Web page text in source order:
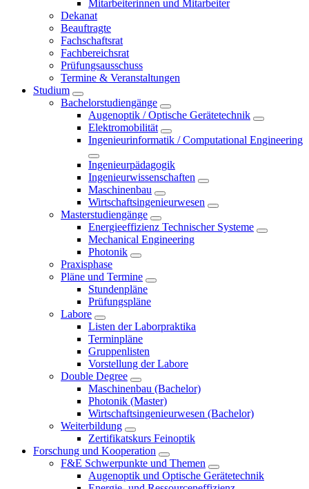
Mitarbeiterinnen und Mitarbeiter
Dekanat
Beauftragte
Fachschaftsrat
Fachbereichsrat
Prüfungsausschuss
Termine & Veranstaltungen
Studium
Bachelorstudiengänge
Augenoptik / Optische Gerätetechnik
Elektromobilität
Ingenieurinformatik / Computational Engineering
Ingenieurpädagogik
Ingenieurwissenschaften
Maschinenbau
Wirtschaftsingenieurwesen
Masterstudiengänge
Energieeffizienz Technischer Systeme
Mechanical Engineering
Photonik
Praxisphase
Pläne und Termine
Stundenpläne
Prüfungspläne
Labore
Listen der Laborpraktika
Terminpläne
Gruppenlisten
Vorstellung der Labore
Double Degree
Maschinenbau (Bachelor)
Photonik (Master)
Wirtschaftsingenieurwesen (Bachelor)
Weiterbildung
Zertifikatskurs Feinoptik
Forschung und Kooperation
F&E Schwerpunkte und Themen
Augenoptik und Optische Gerätetechnik